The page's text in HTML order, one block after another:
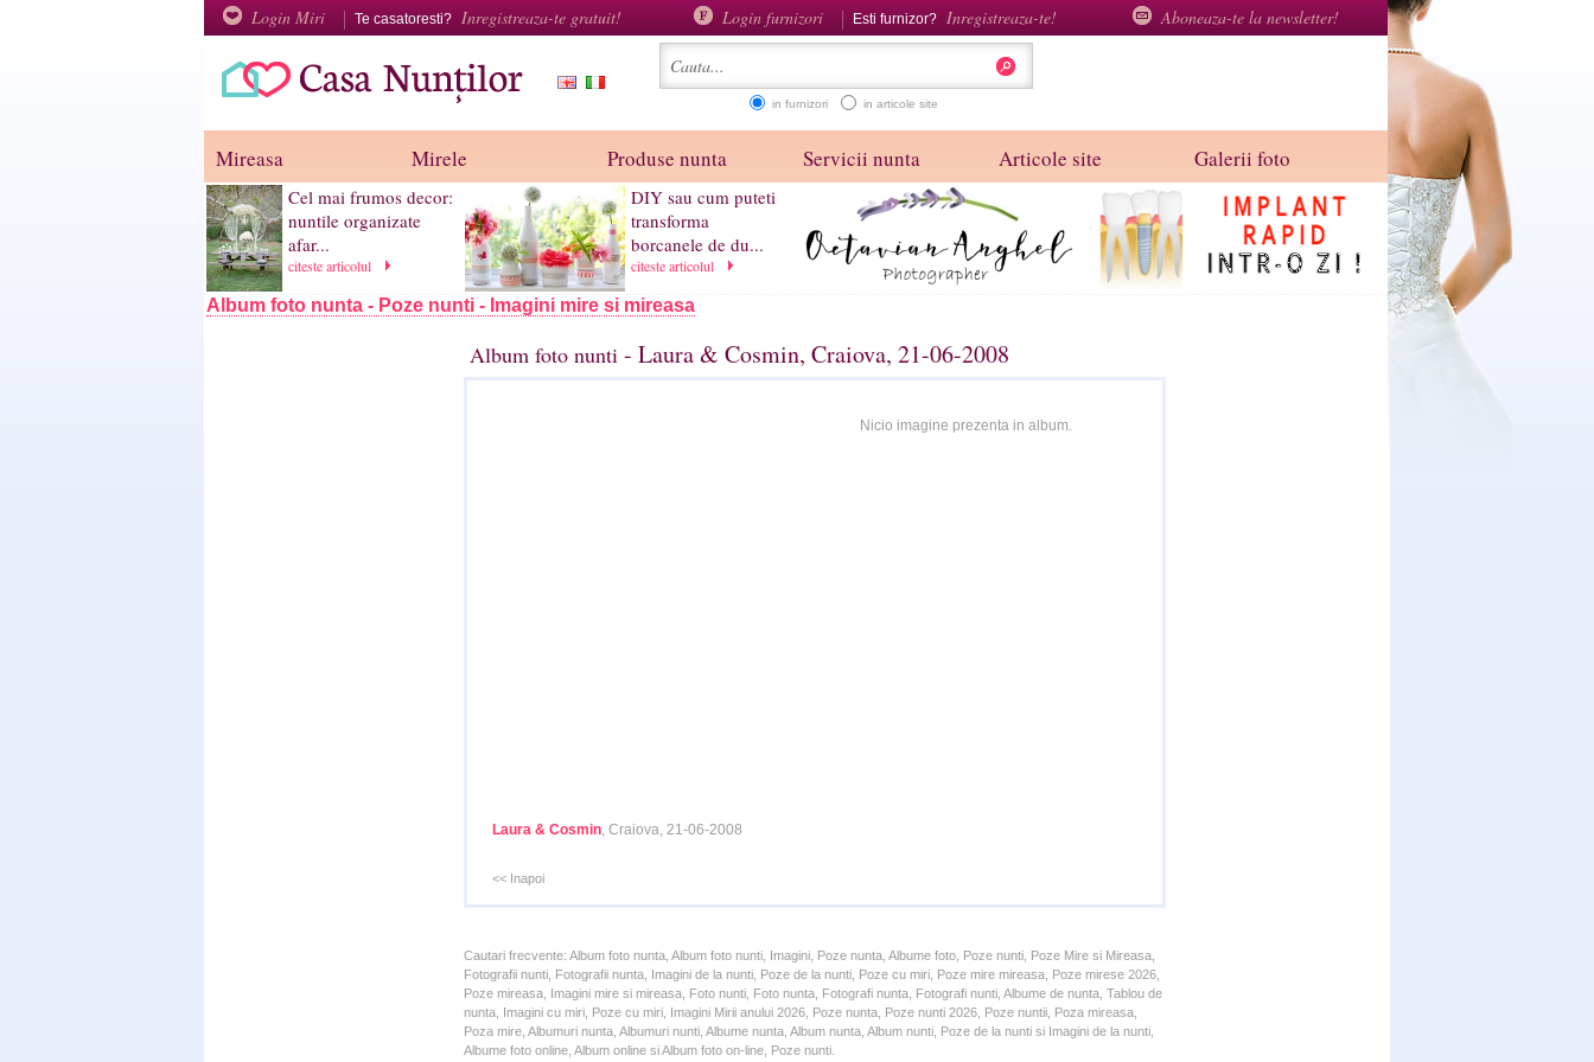
Login Miri Te casatoresti? Inregistreaza-te gratuit! Login furnizori Esti furnizor? Inregistreaza-te! Aboneaza-te la newsletter!
in furnizori in articole site
Mireasa Mirele Produse nunta Servicii nunta Articole site Galerii foto
Cel mai frumos decor:
nuntile organizate
afar...
citeste articolul
DIY sau cum puteti
transforma
borcanele de du...
citeste articolul
Album foto nunta - Poze nunti - Imagini mire si mireasa
Album foto nunti - Laura & Cosmin, Craiova, 21-06-2008
Nicio imagine prezenta in album.
Laura & Cosmin, Craiova, 21-06-2008
<< Inapoi
Cautari frecvente: Album foto nunta, Album foto nunti, Imagini, Poze nunta, Albume foto, Poze nunti, Poze Mire si Mireasa,
Fotografii nunti, Fotografii nunta, Imagini de la nunti, Poze de la nunti, Poze cu miri, Poze mire mireasa, Poze mirese 2026,
Poze mireasa, Imagini mire si mireasa, Foto nunti, Foto nunta, Fotografi nunta, Fotografi nunti, Albume de nunta, Tablou de
nunta, Imagini cu miri, Poze cu miri, Imagini Mirii anului 2026, Poze nunta, Poze nunti 2026, Poze nuntii, Poza mireasa,
Poza mire, Albumuri nunta, Albumuri nunti, Albume nunta, Album nunta, Album nunti, Poze de la nunti si Imagini de la nunti,
Albume foto online, Album online si Album foto on-line, Poze nunti.